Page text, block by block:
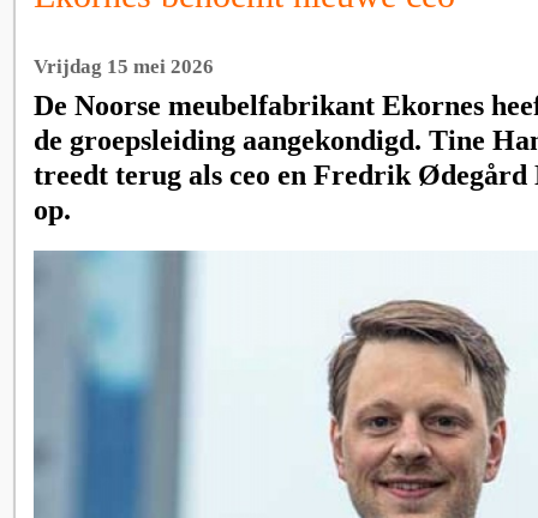
Vrijdag 15 mei 2026
De Noorse meubelfabrikant Ekornes
de groepsleiding aangekondigd. Tine
treedt terug als ceo en Fredrik Ødegård
op.